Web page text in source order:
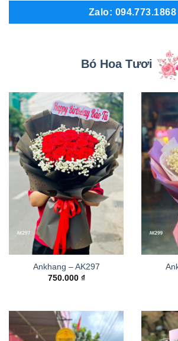
Zalo: 094.773.1868
Bó Hoa Tươi
Ankhang – AK297
750.000 ₫